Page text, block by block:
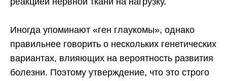
Иногда упоминают «ген глаукомы», однако
правильнее говорить о нескольких генетических
вариантах, влияющих на вероятность развития
болезни. Поэтому утверждение, что это строго